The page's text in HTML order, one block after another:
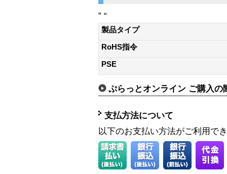
” “
製品タイプ
RoHS指令
PSE
ぷらっとオンライン ご購入の
支払方法について
以下のお支払い方法がご利用で